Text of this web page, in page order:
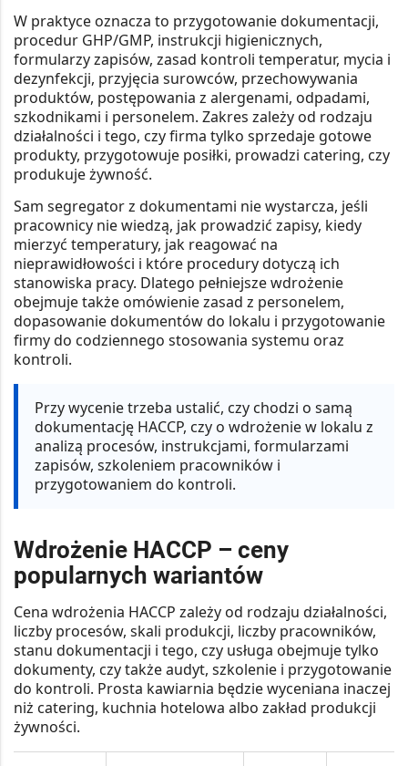
W praktyce oznacza to przygotowanie dokumentacji,
procedur GHP/GMP, instrukcji higienicznych,
formularzy zapisów, zasad kontroli temperatur, mycia i
dezynfekcji, przyjęcia surowców, przechowywania
produktów, postępowania z alergenami, odpadami,
szkodnikami i personelem. Zakres zależy od rodzaju
działalności i tego, czy firma tylko sprzedaje gotowe
produkty, przygotowuje posiłki, prowadzi catering, czy
produkuje żywność.
Sam segregator z dokumentami nie wystarcza, jeśli
pracownicy nie wiedzą, jak prowadzić zapisy, kiedy
mierzyć temperatury, jak reagować na
nieprawidłowości i które procedury dotyczą ich
stanowiska pracy. Dlatego pełniejsze wdrożenie
obejmuje także omówienie zasad z personelem,
dopasowanie dokumentów do lokalu i przygotowanie
firmy do codziennego stosowania systemu oraz
kontroli.
Przy wycenietrzeba ustalić, czy chodzi o samą
dokumentację HACCP, czy o wdrożenie w lokalu z
analizą procesów, instrukcjami, formularzami
zapisów, szkoleniem pracowników i
przygotowaniem do kontroli.
Wdrożenie HACCP – ceny
popularnych wariantów
Cena wdrożenia HACCP zależy od rodzaju działalności,
liczby procesów, skali produkcji, liczby pracowników,
stanu dokumentacji i tego, czy usługa obejmuje tylko
dokumenty, czy także audyt, szkolenie i przygotowanie
do kontroli. Prosta kawiarnia będzie wyceniana inaczej
niż catering, kuchnia hotelowa albo zakład produkcji
żywności.